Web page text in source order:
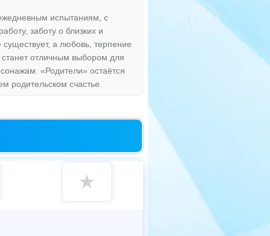
испытаниям, с
заботу о близких и
а любовь, терпение
отличным выбором для
«Родители» остаётся
родительском счастье.
★